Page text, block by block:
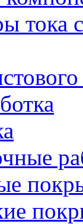
тока